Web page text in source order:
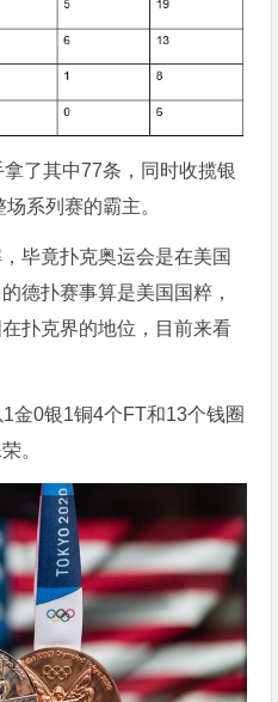
了其中77条，同时收揽银
系列赛的霸主。
毕竟扑克奥运会是在美国
德扑赛事算是美国国粹，
扑克界的地位，目前来看
金0银1铜4个FT和13个钱圈
。